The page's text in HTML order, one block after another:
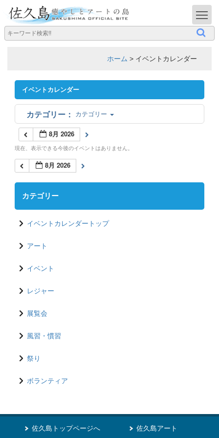
ホーム > イベントカレンダー
イベントカレンダー
カテゴリー
8月 2026
現在、表示できる今後のイベントはありません。
8月 2026
カテゴリー
イベントカレンダートップ
アート
イベント
レジャー
展覧会
風習・慣習
祭り
ボランティア
佐久島トップページへ 佐久島アート